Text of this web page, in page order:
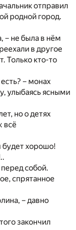
отправил
родной город.
– не была в нём
в другое
Только кто-то
– монах
улыбаясь ясными
но о детях
всё
будет хорошо!
собой.
спрятанное
– давно
закончил